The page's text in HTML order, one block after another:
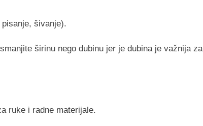
šivanje).
širinu nego dubinu jer je dubina je važnija za
ruke i radne materijale.